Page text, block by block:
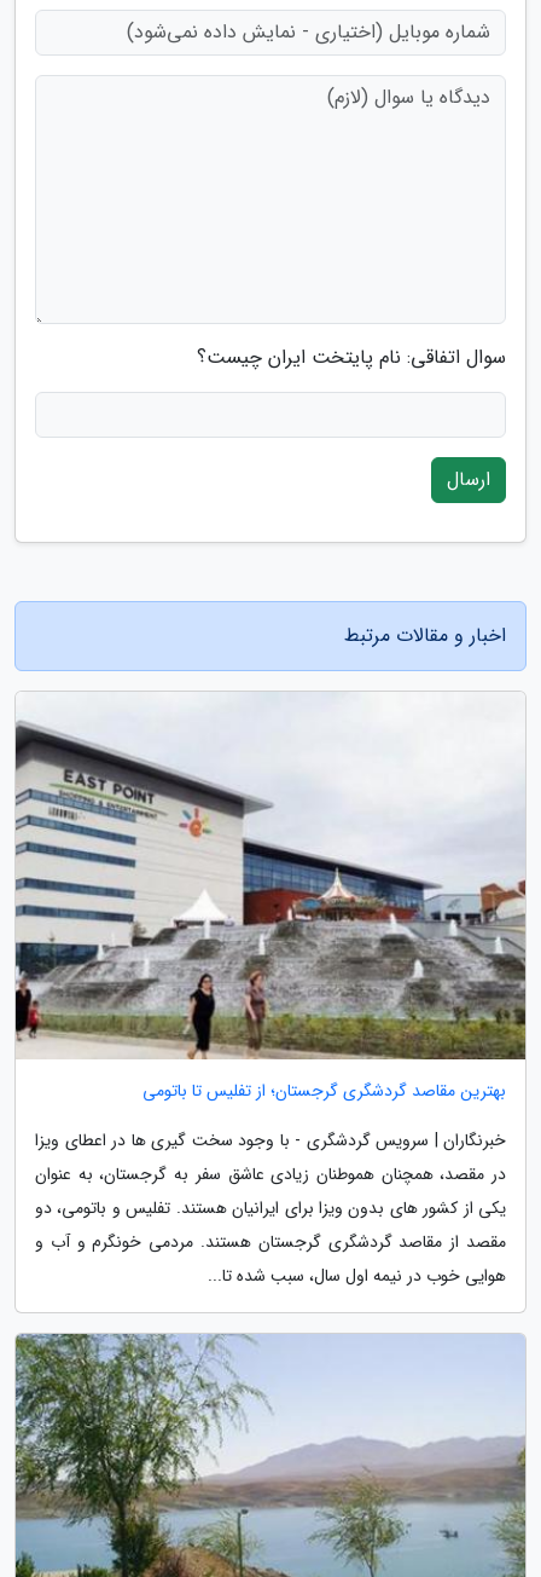
سوال اتفاقی: نام پایتخت ایران چیست؟
ارسال
اخبار و مقالات مرتبط
بهترین مقاصد گردشگری گرجستان؛ از تفلیس تا باتومی
خبرنگاران | سرویس گردشگری - با وجود سخت گیری ها در اعطای ویزا
در مقصد، همچنان هموطنان زیادی عاشق سفر به گرجستان، به عنوان
یکی از کشور های بدون ویزا برای ایرانیان هستند. تفلیس و باتومی، دو
مقصد از مقاصد گردشگری گرجستان هستند. مردمی خونگرم و آب و
هوایی خوب در نیمه اول سال، سبب شده تا...